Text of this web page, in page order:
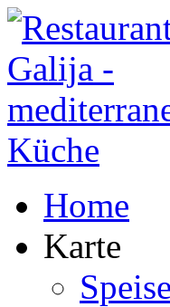
Home
Karte